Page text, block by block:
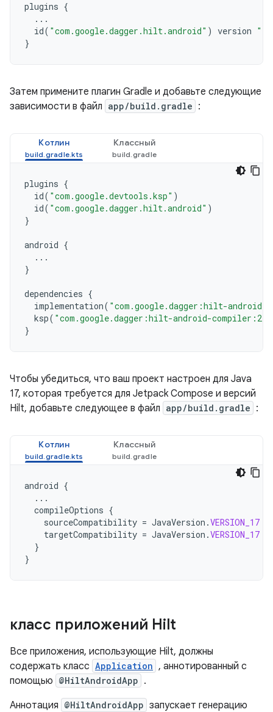
plugins {
...
id( "com.google.dagger.hilt.android" ) version
}
Затем примените плагин Gradle и добавьте следующие
зависимости в файл app/build.gradle :
Котлин Классный
plugins {
id( "com.google.devtools.ksp" )
id( "com.google.dagger.hilt.android" )
}
android {
...
}
dependencies {
implementation( "com.google.dagger:hilt-
ksp( "com.google.dagger:hilt-android-
}
Чтобы убедиться, что ваш проект настроен для Java
17, которая требуется для Jetpack Compose и версий
Hilt, добавьте следующее в файл app/build.gradle :
Котлин Классный
android {
...
compileOptions {
sourceCompatibility = JavaVersion .VERSION_17
targetCompatibility = JavaVersion .VERSION_17
}
}
класс приложений Hilt
Все приложения, использующие Hilt, должны
содержать класс Application , аннотированный с
помощью @HiltAndroidApp .
Аннотация @HiltAndroidApp запускает генерацию